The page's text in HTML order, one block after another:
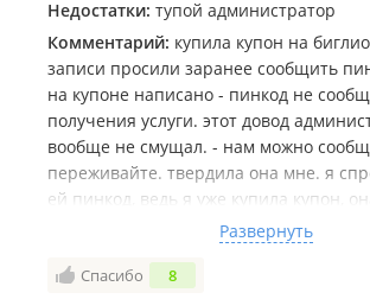
Недостатки: тупой администратор
Комментарий: купила купон на
записи просили заранее сообщить
на купоне написано - пинкод не
получения услуги. этот довод
вообще не смущал. - нам можно
переживайте. твердила она мне. я
ей пинкод, ведь я уже купила купон,
что не сможет записать меня без
мой отказ сообщить пинкод - она
бронировании. осталось
Развернуть
Спасибо 8